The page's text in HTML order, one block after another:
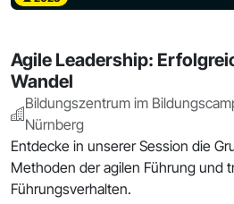
Agile Leadership:
Wandel
Bildungszentrum im
Nürnberg
Entdecke in unserer Session die
Methoden der agilen Führung und
Führungsverhalten.